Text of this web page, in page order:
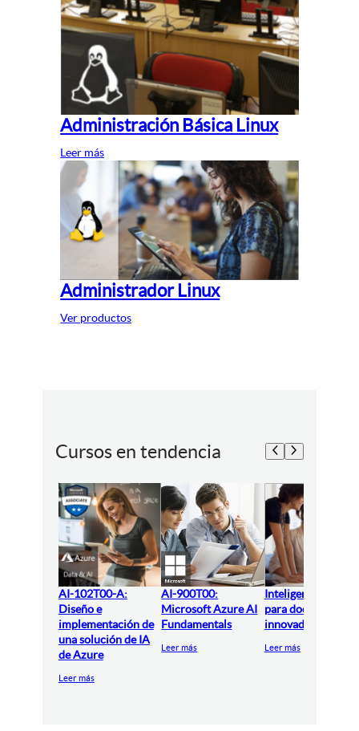
Administración Básica Linux
Leer más
Administrador Linux
Ver productos
Cursos en tendencia
AI-102T00-A:
Diseño e
implementación de
una solución de IA
de Azure
Leer más
AI-900T00:
Microsoft Azure AI
Fundamentals
Leer más
Inteligencia
para docentes
innovadores
Leer más